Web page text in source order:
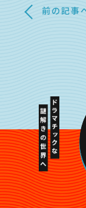
前の記事